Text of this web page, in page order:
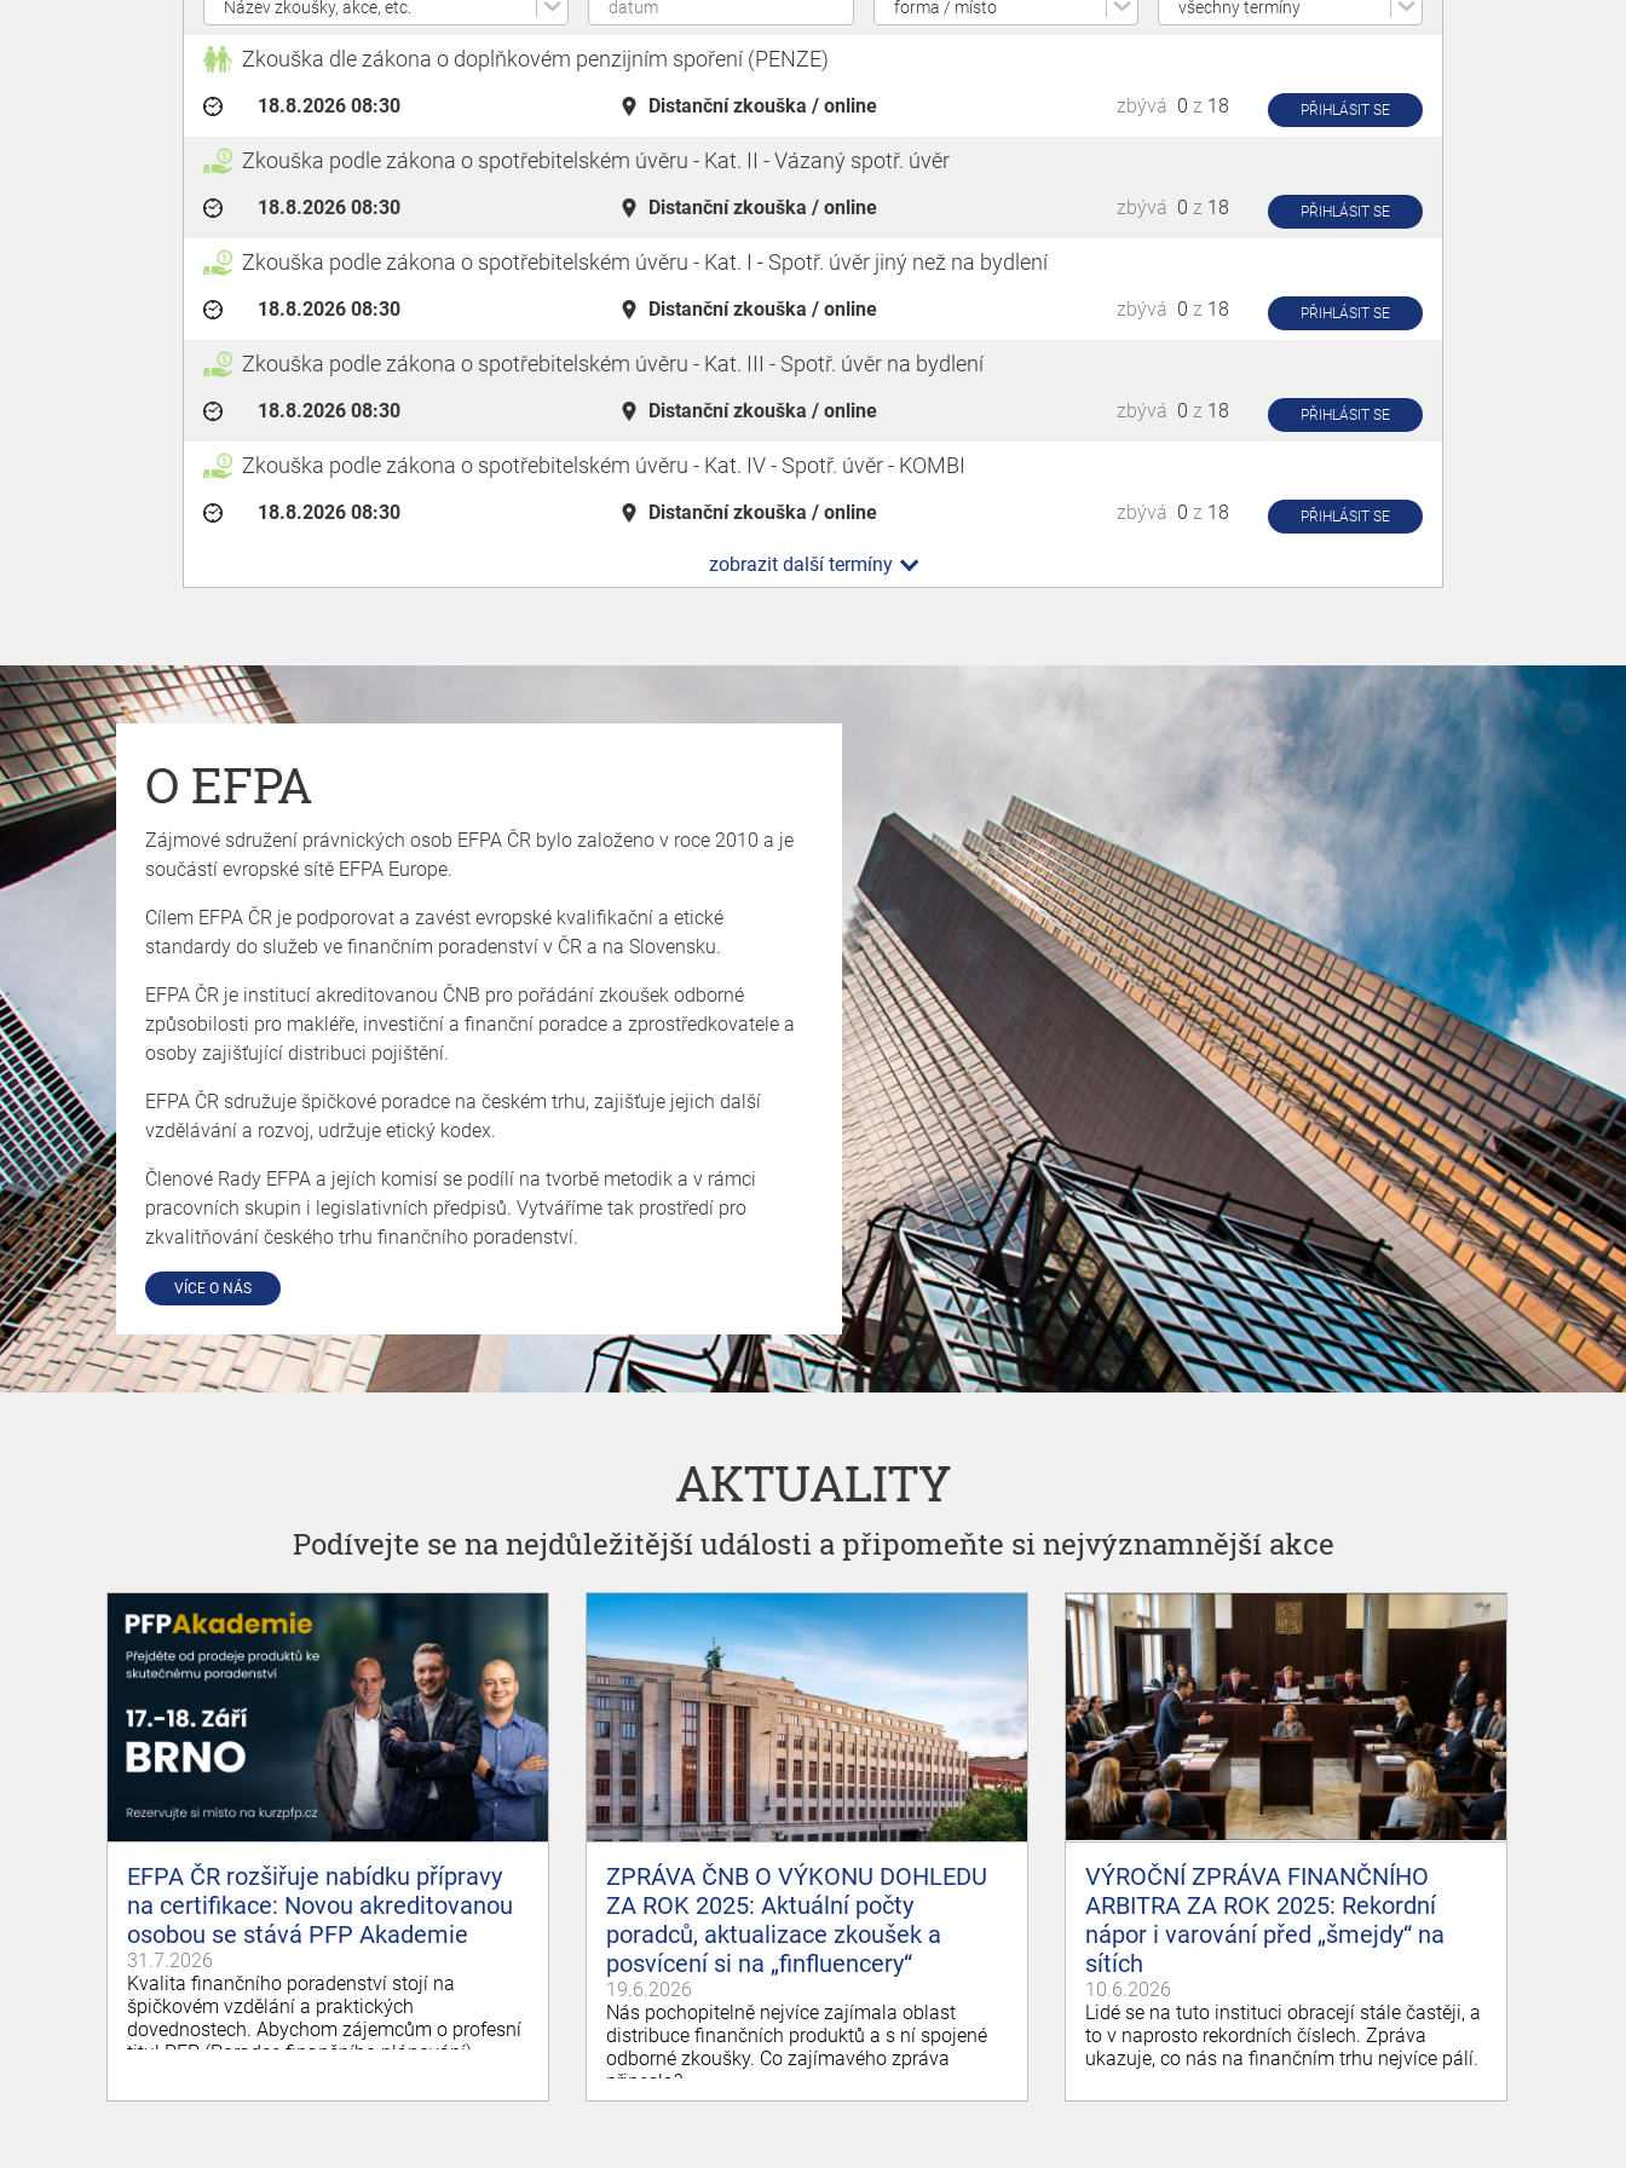
Zkouška dle zákona o doplňkovém penzijním spoření (PENZE)
18.8.2026 08:30 Distanční zkouška / online zbývá 0 z 18 PŘIHLÁSIT SE
Zkouška podle zákona o spotřebitelském úvěru - Kat. II - Vázaný spotř. úvěr
18.8.2026 08:30 Distanční zkouška / online zbývá 0 z 18 PŘIHLÁSIT SE
Zkouška podle zákona o spotřebitelském úvěru - Kat. I - Spotř. úvěr jiný než na bydlení
18.8.2026 08:30 Distanční zkouška / online zbývá 0 z 18 PŘIHLÁSIT SE
Zkouška podle zákona o spotřebitelském úvěru - Kat. III - Spotř. úvěr na bydlení
18.8.2026 08:30 Distanční zkouška / online zbývá 0 z 18 PŘIHLÁSIT SE
Zkouška podle zákona o spotřebitelském úvěru - Kat. IV - Spotř. úvěr - KOMBI
18.8.2026 08:30 Distanční zkouška / online zbývá 0 z 18 PŘIHLÁSIT SE
zobrazit další termíny
O EFPA
Zájmové sdružení právnických osob EFPA ČR bylo založeno v roce 2010 a je
součástí evropské sítě EFPA Europe.
Cílem EFPA ČR je podporovat a zavést evropské kvalifikační a etické
standardy do služeb ve finančním poradenství v ČR a na Slovensku.
EFPA ČR je institucí akreditovanou ČNB pro pořádání zkoušek odborné
způsobilosti pro makléře, investiční a finanční poradce a zprostředkovatele a
osoby zajišťující distribuci pojištění.
EFPA ČR sdružuje špičkové poradce na českém trhu, zajišťuje jejich další
vzdělávání a rozvoj, udržuje etický kodex.
Členové Rady EFPA a jejích komisí se podílí na tvorbě metodik a v rámci
pracovních skupin i legislativních předpisů. Vytváříme tak prostředí pro
zkvalitňování českého trhu finančního poradenství.
VÍCE O NÁS
AKTUALITY
Podívejte se na nejdůležitější události a připomeňte si nejvýznamnější akce
EFPA ČR rozšiřuje nabídku přípravy
na certifikace: Novou akreditovanou
osobou se stává PFP Akademie
31.7.2026
Kvalita finančního poradenství stojí na
špičkovém vzdělání a praktických
dovednostech. Abychom zájemcům o profesní
titul PFP (Poradce finančního plánování)
vykonání zkoušky, udělali jsme další významný
ZPRÁVA ČNB O VÝKONU DOHLEDU
ZA ROK 2025: Aktuální počty
poradců, aktualizace zkoušek a
posvícení si na „finfluencery“
19.6.2026
Nás pochopitelně nejvíce zajímala oblast
distribuce finančních produktů a s ní spojené
odborné zkoušky. Co zajímavého zpráva
přinesla?
VÝROČNÍ ZPRÁVA FINANČNÍHO
ARBITRA ZA ROK 2025: Rekordní
nápor i varování před „šmejdy“ na
sítích
10.6.2026
Lidé se na tuto instituci obracejí stále častěji, a
to v naprosto rekordních číslech. Zpráva
ukazuje, co nás na finančním trhu nejvíce pálí.